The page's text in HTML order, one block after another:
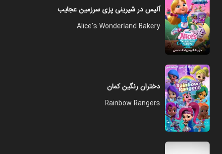
آلیس در شیرینی پزی سرزمین عجایب
Alice's Wonderland Bakery
دختران رنگین کمان
Rainbow Rangers